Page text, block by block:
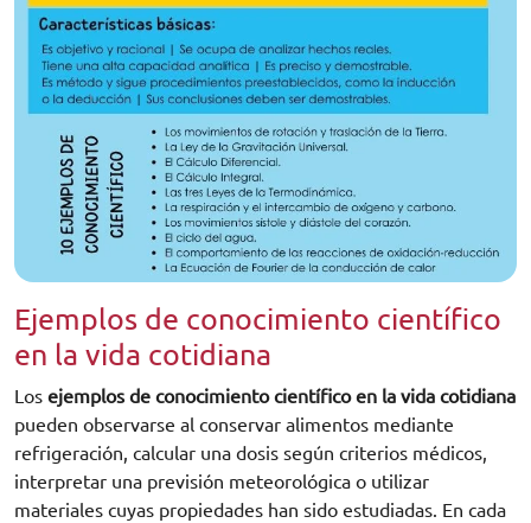
Ejemplos de conocimiento científico
en la vida cotidiana
Los ejemplos de conocimiento científico en la vida cotidiana
pueden observarse al conservar alimentos mediante
refrigeración, calcular una dosis según criterios médicos,
interpretar una previsión meteorológica o utilizar
materiales cuyas propiedades han sido estudiadas. En cada